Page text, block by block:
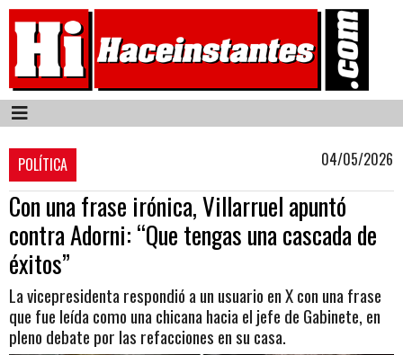
POLÍTICA 04/05/2026
Con una frase irónica, Villarruel apuntó
contra Adorni: “Que tengas una cascada de
éxitos”
La vicepresidenta respondió a un usuario en X con una frase
que fue leída como una chicana hacia el jefe de Gabinete, en
pleno debate por las refacciones en su casa.